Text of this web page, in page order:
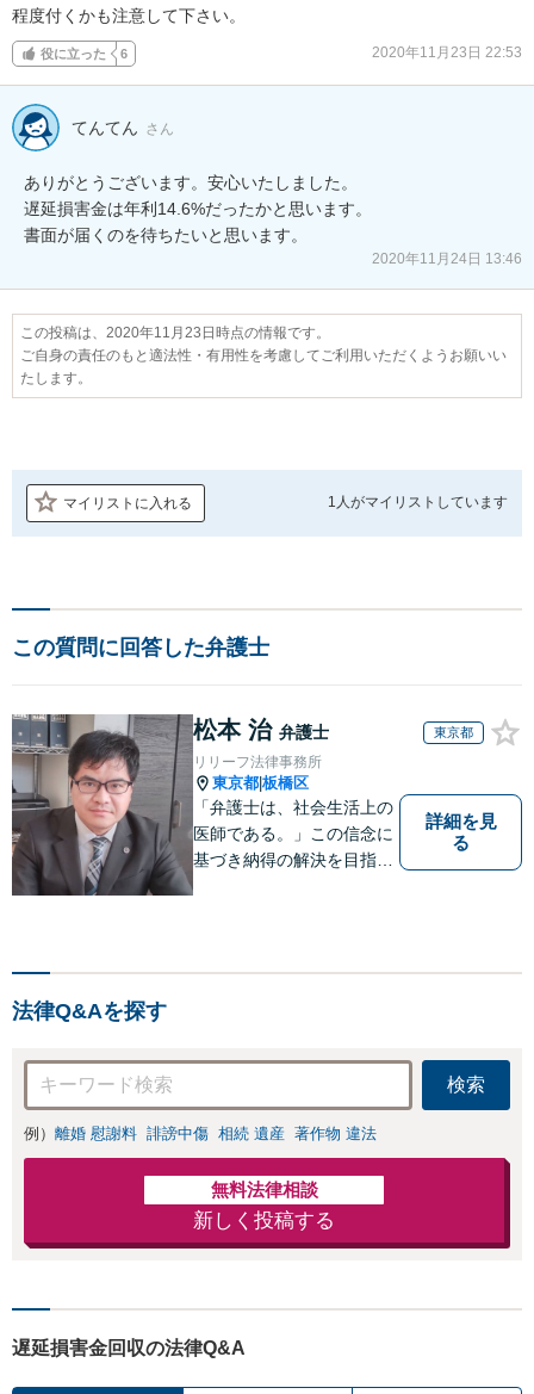
程度付くかも注意して下さい。
役に立った 6 2020年11月23日 22:53
てんてん さん
ありがとうございます。安心いたしました。
遅延損害金は年利14.6%だったかと思います。
2020年11月24日 13:46
この投稿は、2020年11月23日時点の情報です。
ご自身の責任のもと適法性・有用性を考慮してご利用いただくようお願いい
たします。
マイリストに入れる 1人がマイリストしています
この質問に回答した弁護士
松本 治 弁護士 東京都
リリーフ法律事務所
東京都 板橋区
「弁護士は、社会生活上の
医師である。」この信念に
基づき納得の解決を目指し
詳細を見
る
法律Q&Aを探す
検索
例） 離婚 慰謝料 誹謗中傷 相続 遺産 著作物 違法
無料法律相談
新しく投稿する
遅延損害金回収の法律Q&A